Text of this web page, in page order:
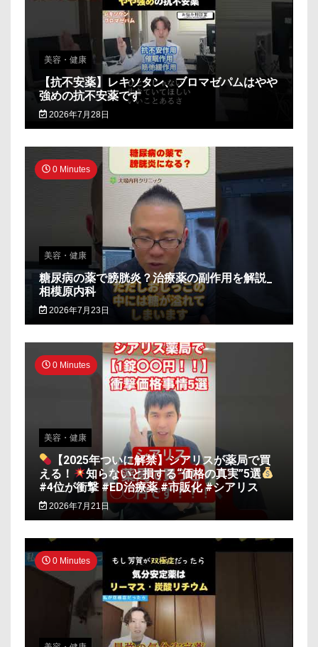
美容・健康
【抗不安薬】レキソタン、ブロマゼパムはやや
強めの抗不安薬です
2026年7月28日
0 Minutes
美容・健康
糖尿病の薬で膀胱炎？治療薬の副作用を解説_
相模原内科
2026年7月23日
0 Minutes
美容・健康
【2025年ついに解禁】シアリスが薬局で買
える！
知らないと損する“価格の真実”5選
#4位が衝撃 #ED治療薬 #市販化 #シアリス
2026年7月21日
0 Minutes